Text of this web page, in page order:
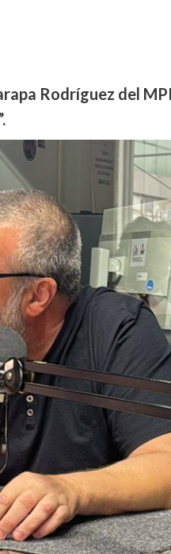
Rodríguez del